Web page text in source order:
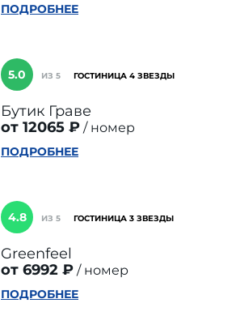
ПОДРОБНЕЕ
5.0 ИЗ 5 ГОСТИНИЦА 4 ЗВЕЗДЫ
Бутик Граве
от 12065 ₽
номер
ПОДРОБНЕЕ
4.8 ИЗ 5 ГОСТИНИЦА 3 ЗВЕЗДЫ
Greenfeel
от 6992 ₽
номер
ПОДРОБНЕЕ